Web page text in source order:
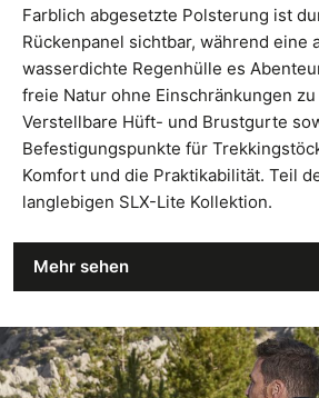
Farblich abgesetzte Polsterung ist
Rückenpanel sichtbar, während eine
wasserdichte Regenhülle es
freie Natur ohne Einschränkungen
Verstellbare Hüft- und Brustgurte
Befestigungspunkte für
Komfort und die Praktikabilität. Teil
langlebigen SLX-Lite Kollektion.
Mehr sehen